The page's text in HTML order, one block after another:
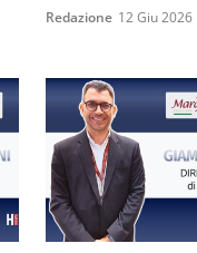
Redazione 12 Giu 2026